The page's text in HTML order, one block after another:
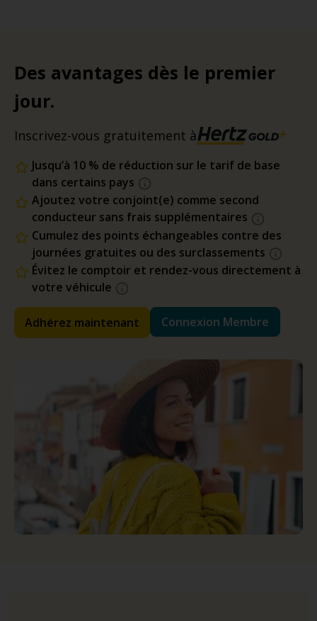
Des avantages dès le premier
jour.
Inscrivez-vous gratuitement à
Jusqu’à 10 % de réduction sur le tarif de base
dans certains pays
Ajoutez votre conjoint(e) comme second
conducteur sans frais supplémentaires
Cumulez des points échangeables contre des
journées gratuites ou des surclassements
Évitez le comptoir et rendez-vous directement à
votre véhicule
Adhérez maintenant Connexion Membre